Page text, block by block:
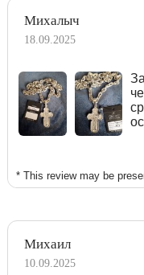
Михалыч
18.09.2025
* This review may be
Михаил
10.09.2025